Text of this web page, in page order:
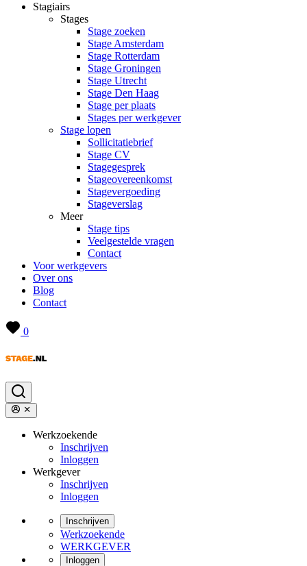
Stagiairs
Stages
Stage zoeken
Stage Amsterdam
Stage Rotterdam
Stage Groningen
Stage Utrecht
Stage Den Haag
Stage per plaats
Stages per werkgever
Stage lopen
Sollicitatiebrief
Stage CV
Stagegesprek
Stageovereenkomst
Stagevergoeding
Stageverslag
Meer
Stage tips
Veelgestelde vragen
Contact
Voor werkgevers
Over ons
Blog
Contact
0
Werkzoekende
Inschrijven
Inloggen
Werkgever
Inschrijven
Inloggen
Inschrijven
Werkzoekende
WERKGEVER
Inloggen